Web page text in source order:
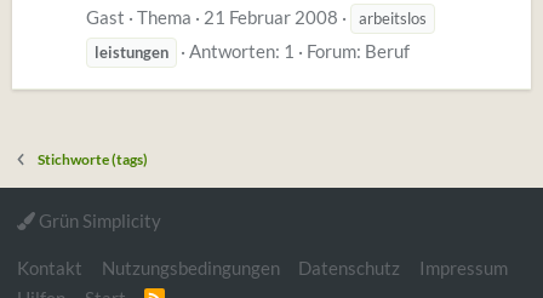
Gast Thema 21 Februar 2008
arbeitslos
leistungen
Antworten: 1 Forum: Beruf
Stichworte (tags)
Grün Simplicity
Kontakt Nutzungsbedingungen Datenschutz
Impressum